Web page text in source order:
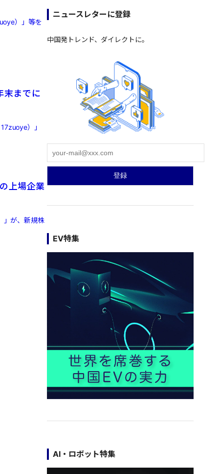
）」等を
末までに
）」
上場企業
」が、新規株
ニュースレターに登録
中国発トレンド、ダイレクトに。
EV特集
AI・ロボット特集